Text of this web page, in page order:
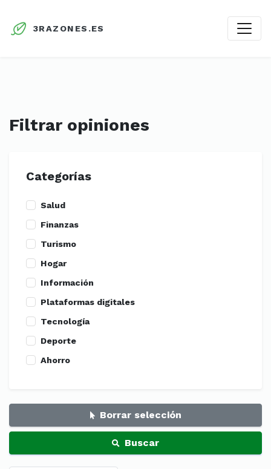
3RAZONES.ES
Filtrar opiniones
Categorías
Salud
Finanzas
Turismo
Hogar
Información
Plataformas digitales
Tecnología
Deporte
Ahorro
Borrar selección
Buscar